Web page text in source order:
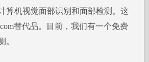
算机视觉面部识别和面部检测。这
替代品。目前，我们有一个免费
。